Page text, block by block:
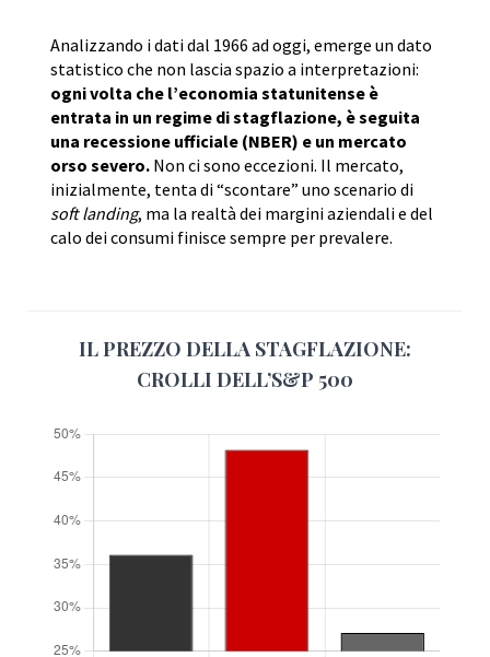
Analizzando i dati dal 1966 ad oggi, emerge un dato
statistico che non lascia spazio a interpretazioni:
ogni volta che l’economia statunitense è
entrata in un regime di stagflazione, è seguita
una recessione ufficiale (NBER) e un mercato
orso severo. Non ci sono eccezioni. Il mercato,
inizialmente, tenta di “scontare” uno scenario di
soft landing, ma la realtà dei margini aziendali e del
calo dei consumi finisce sempre per prevalere.
IL PREZZO DELLA STAGFLAZIONE:
CROLLI DELL’S&P 500